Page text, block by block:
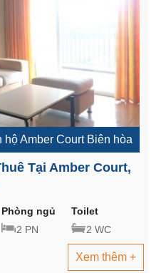
hộ Amber Court Biên hòa
Tại Amber Court,
Phòng ngủ
Toilet
2 PN 2 WC
Xem thêm +